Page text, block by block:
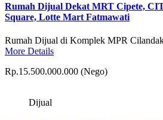
Rumah Dijual Dekat MRT Cipete,
Square, Lotte Mart Fatmawati
Rumah Dijual di Komplek MPR
More Details
Rp.15.500.000.000 (Nego)
Dijual